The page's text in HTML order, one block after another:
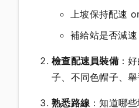
上坡保持配速
補給站是否減速
檢查配速員裝備：
子、不同色帽子、舉
熟悉路線 ：知道哪